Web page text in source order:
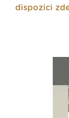
dispozici